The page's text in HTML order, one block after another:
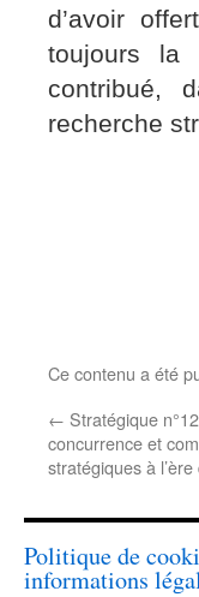
d’avoir
toujours la
contribué,
recherche
Ce contenu a été
← Stratégique
concurrence et
stratégiques à
Politique de
informations